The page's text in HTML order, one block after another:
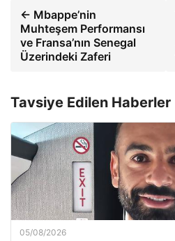
← Mbappe’nin
Muhteşem Performansı
ve Fransa’nın Senegal
Üzerindeki Zaferi
Tavsiye Edilen Haberler
05/08/2026